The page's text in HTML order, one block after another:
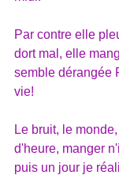
Par contre elle
dort mal, elle
semble dérangée
vie!
Le bruit, le
d'heure, manger
puis un jour je